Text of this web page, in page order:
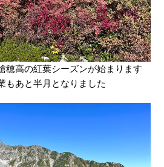
穂高の紅葉シーズンが始まります
もあと半月となりました